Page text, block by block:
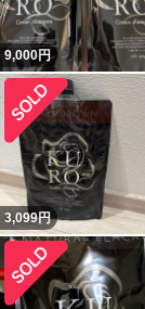
9,000円
3,099円